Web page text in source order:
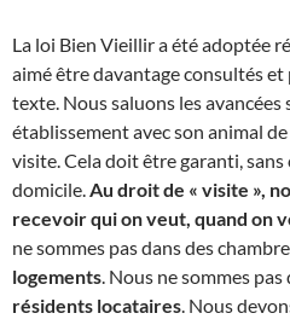
La loi Bien Vieillir a été adoptée
aimé être davantage consultés
texte. Nous saluons les avancées
établissement avec son animal
visite. Cela doit être garanti,
domicile.Au droit de « visite »,
recevoir qui on veut, quand on
ne sommes pas dans des
logements. Nous ne sommes
résidents locataires. Nous